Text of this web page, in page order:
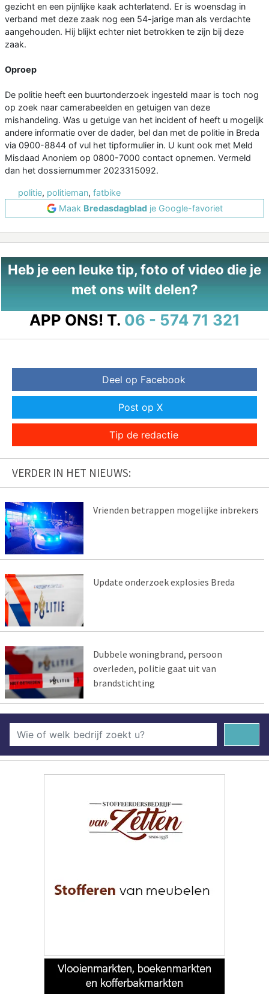
gezicht en een pijnlijke kaak achterlatend. Er is woensdag in
verband met deze zaak nog een 54-jarige man als verdachte
aangehouden. Hij blijkt echter niet betrokken te zijn bij deze
zaak.
Oproep
De politie heeft een buurtonderzoek ingesteld maar is toch nog
op zoek naar camerabeelden en getuigen van deze
mishandeling. Was u getuige van het incident of heeft u mogelijk
andere informatie over de dader, bel dan met de politie in Breda
via 0900-8844 of vul het tipformulier in. U kunt ook met Meld
Misdaad Anoniem op 0800-7000 contact opnemen. Vermeld
dan het dossiernummer 2023315092.
politie, politieman, fatbike
Maak Bredasdagbladje Google-favoriet
Heb je een leuke tip, foto of video die je
met ons wilt delen?
APP ONS! T. 06 - 574 71 321
Deel op Facebook
Post op X
Tip de redactie
VERDER IN HET NIEUWS:
Vrienden betrappen mogelijke inbrekers
Update onderzoek explosies Breda
Dubbele woningbrand, persoon
overleden, politie gaat uit van
brandstichting